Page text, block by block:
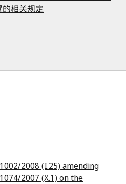
相关规定
2008 (I.25) amending
2007 (X.1) on the